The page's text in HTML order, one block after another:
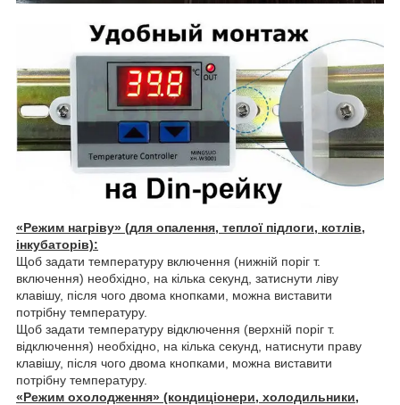
«Режим нагріву» (для опалення, теплої підлоги, котлів,
інкубаторів):
Щоб задати температуру включення (нижній поріг т.
включення) необхідно, на кілька секунд, затиснути ліву
клавішу, після чого двома кнопками, можна виставити
потрібну температуру.
Щоб задати температуру відключення (верхній поріг т.
відключення) необхідно, на кілька секунд, натиснути праву
клавішу, після чого двома кнопками, можна виставити
потрібну температуру.
«Режим охолодження» (кондиціонери, холодильники,